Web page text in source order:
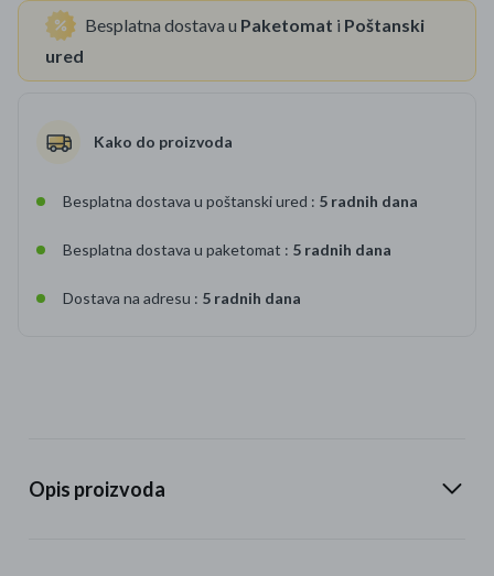
Besplatna dostava u Paketomat i Poštanski
ured
Kako do proizvoda
Besplatna dostava u poštanski ured : 5 radnih dana
Besplatna dostava u paketomat : 5 radnih dana
Dostava na adresu : 5 radnih dana
Opis proizvoda